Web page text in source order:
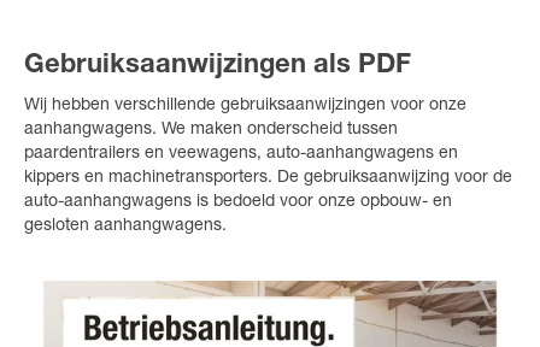
Gebruiksaanwijzingen als PDF
Wij hebben verschillende gebruiksaanwijzingen voor onze
aanhangwagens. We maken onderscheid tussen
paardentrailers en veewagens, auto-aanhangwagens en
kippers en machinetransporters. De gebruiksaanwijzing voor de
auto-aanhangwagens is bedoeld voor onze opbouw- en
gesloten aanhangwagens.